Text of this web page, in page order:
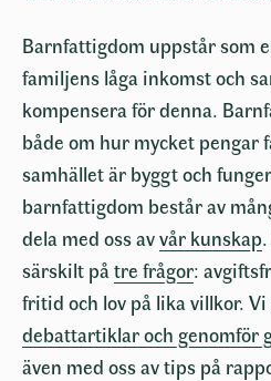
Barnfattigdom uppstår som
familjens låga inkomst och
kompensera för denna.
både om hur mycket pengar
samhället är byggt och
barnfattigdom består av
dela med oss avvår kunskap
särskilt påtre frågor:
fritid och lov på lika villkor.
debattartiklar och genomför
även med oss av tips på